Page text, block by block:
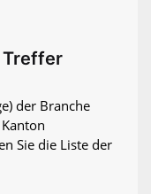
der Branche
Sie die Liste der